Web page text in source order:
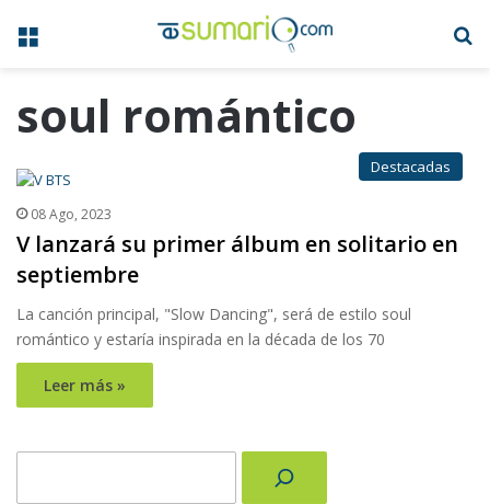
Menú
soul romántico
Destacadas
08 Ago, 2023
V lanzará su primer álbum en solitario en
septiembre
La canción principal, "Slow Dancing", será de estilo soul
romántico y estaría inspirada en la década de los 70
Leer más »